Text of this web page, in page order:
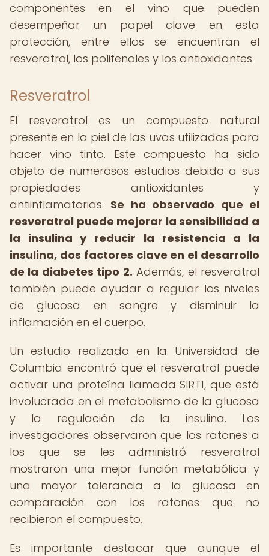
componentes en el vino que pueden
desempeñar un papel clave en esta
protección, entre ellos se encuentran el
resveratrol, los polifenoles y los antioxidantes.
Resveratrol
El resveratrol es un compuesto natural
presente en la piel de las uvas utilizadas para
hacer vino tinto. Este compuesto ha sido
objeto de numerosos estudios debido a sus
propiedades antioxidantes y
antiinflamatorias. Se ha observado que el
resveratrol puede mejorar la sensibilidad a
la insulina y reducir la resistencia a la
insulina, dos factores clave en el desarrollo
de la diabetes tipo 2. Además, el resveratrol
también puede ayudar a regular los niveles
de glucosa en sangre y disminuir la
inflamación en el cuerpo.
Un estudio realizado en la Universidad de
Columbia encontró que el resveratrol puede
activar una proteína llamada SIRT1, que está
involucrada en el metabolismo de la glucosa
y la regulación de la insulina. Los
investigadores observaron que los ratones a
los que se les administró resveratrol
mostraron una mejor función metabólica y
una mayor tolerancia a la glucosa en
comparación con los ratones que no
recibieron el compuesto.
Es importante destacar que aunque el